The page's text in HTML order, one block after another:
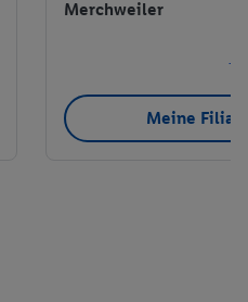
Merchweiler
Meine